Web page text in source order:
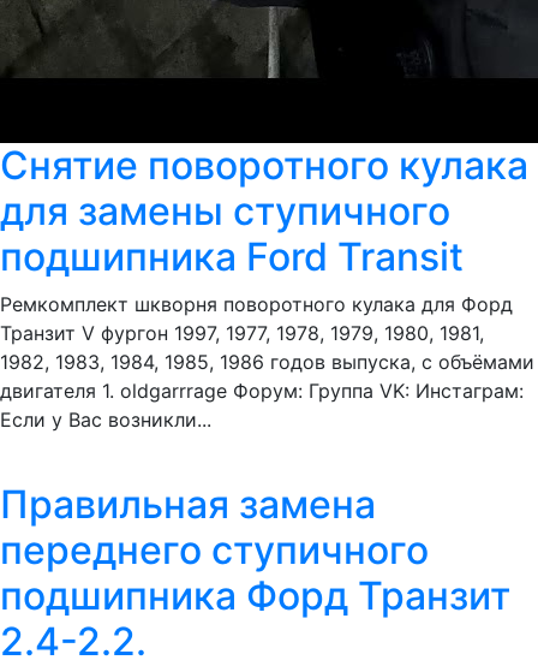
Снятие поворотного кулака
для замены ступичного
подшипника Ford Transit
Ремкомплект шкворня поворотного кулака для Форд
Транзит V фургон 1997, 1977, 1978, 1979, 1980, 1981,
1982, 1983, 1984, 1985, 1986 годов выпуска, с объёмами
двигателя 1. oldgarrrage Форум: Группа VK: Инстаграм:
Если у Вас возникли...
Правильная замена
переднего ступичного
подшипника Форд Транзит
2.4-2.2.